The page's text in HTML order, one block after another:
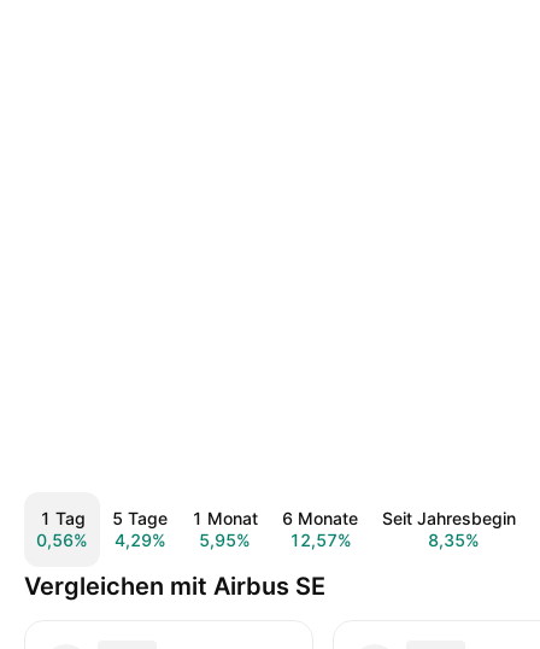
1 Tag
0,56%
5 Tage
4,29%
1 Monat
5,95%
6 Monate
12,57%
Seit Jahresbeginn
8,35%
Vergleichen mit Airbus SE